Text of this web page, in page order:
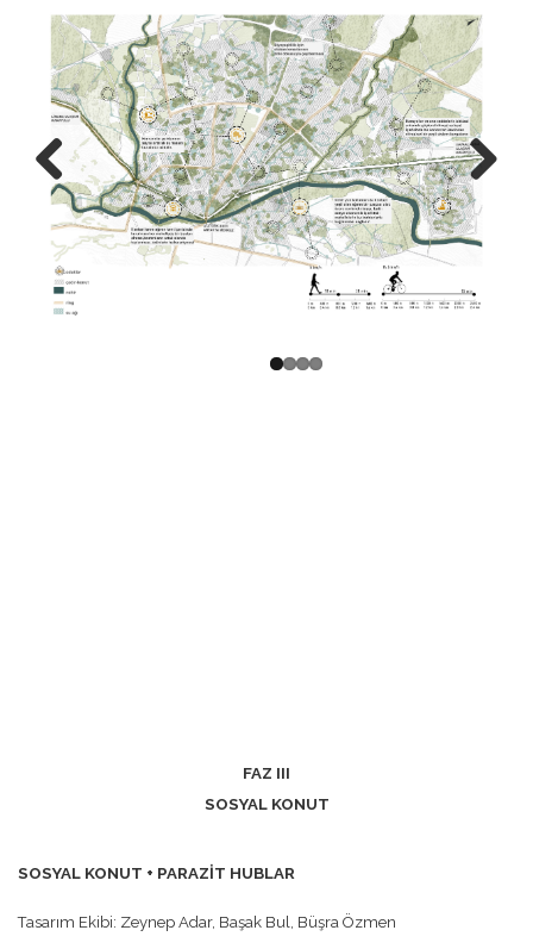
Previo
Next
FAZ III
SOSYAL KONUT
SOSYAL KONUT + PARAZİT HUBLAR
Tasarım Ekibi: Zeynep Adar, Başak Bul, Büşra Özmen